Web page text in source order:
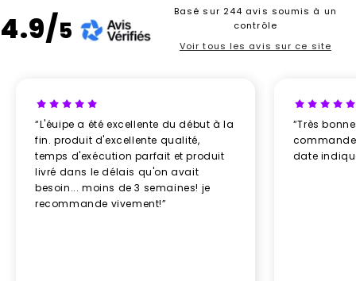
4.9/5
Basé sur 244 avis soumis à un
contrôle
Voir tous les avis sur ce site
“L'éuipe a été excellente du début à la
fin. produit d'excellente qualité,
temps d'exécution parfait et produit
livré dans le délais qu'on avait
besoin... moins de 3 semaines! je
recommande vivement!”
“Très
date